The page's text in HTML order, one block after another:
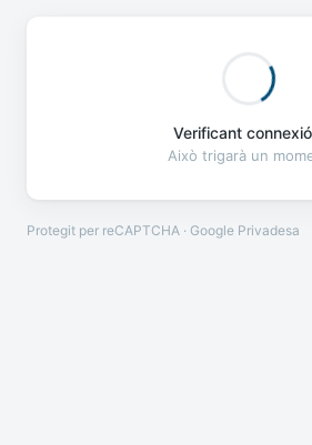
Verificant
Això trigarà un
Protegit per reCAPTCHA · Google Privadesa